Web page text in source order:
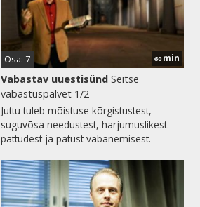
60 min
Osa: 7
Vabastav uuestisünd Seitse
vabastuspalvet 1/2
Juttu tuleb mõistuse kõrgistustest,
suguvõsa needustest, harjumuslikest
pattudest ja patust vabanemisest.